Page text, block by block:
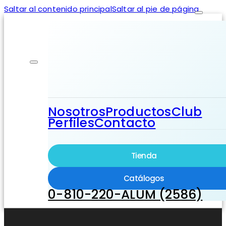
Saltar al contenido principalSaltar al pie de página
NosotrosProductosClub
PerfilesContacto
Tienda
Catálogos
0-810-220-ALUM (2586)